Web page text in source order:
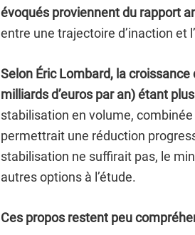
évoqués proviennent du rapport
entre une trajectoire d’inaction et
Selon Éric Lombard, la
milliards d’euros par an) étant
stabilisation en volume,
permettrait une réduction
stabilisation ne suffirait pas, le
autres options à l’étude.
Ces propos restent peu